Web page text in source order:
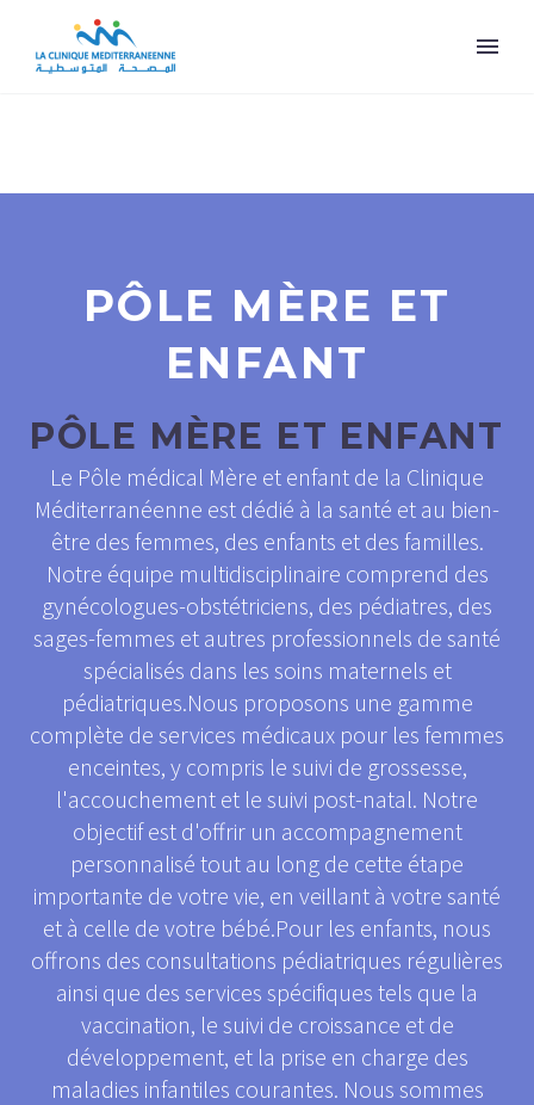
PÔLE MÈRE ET
ENFANT
PÔLE MÈRE ET ENFANT
Le Pôle médical Mère et enfant de la Clinique
Méditerranéenne est dédié à la santé et au bien-
être des femmes, des enfants et des familles.
Notre équipe multidisciplinaire comprend des
gynécologues-obstétriciens, des pédiatres, des
sages-femmes et autres professionnels de santé
spécialisés dans les soins maternels et
pédiatriques.Nous proposons une gamme
complète de services médicaux pour les femmes
enceintes, y compris le suivi de grossesse,
l'accouchement et le suivi post-natal. Notre
objectif est d'offrir un accompagnement
personnalisé tout au long de cette étape
importante de votre vie, en veillant à votre santé
et à celle de votre bébé.Pour les enfants, nous
offrons des consultations pédiatriques régulières
ainsi que des services spécifiques tels que la
vaccination, le suivi de croissance et de
développement, et la prise en charge des
maladies infantiles courantes. Nous sommes